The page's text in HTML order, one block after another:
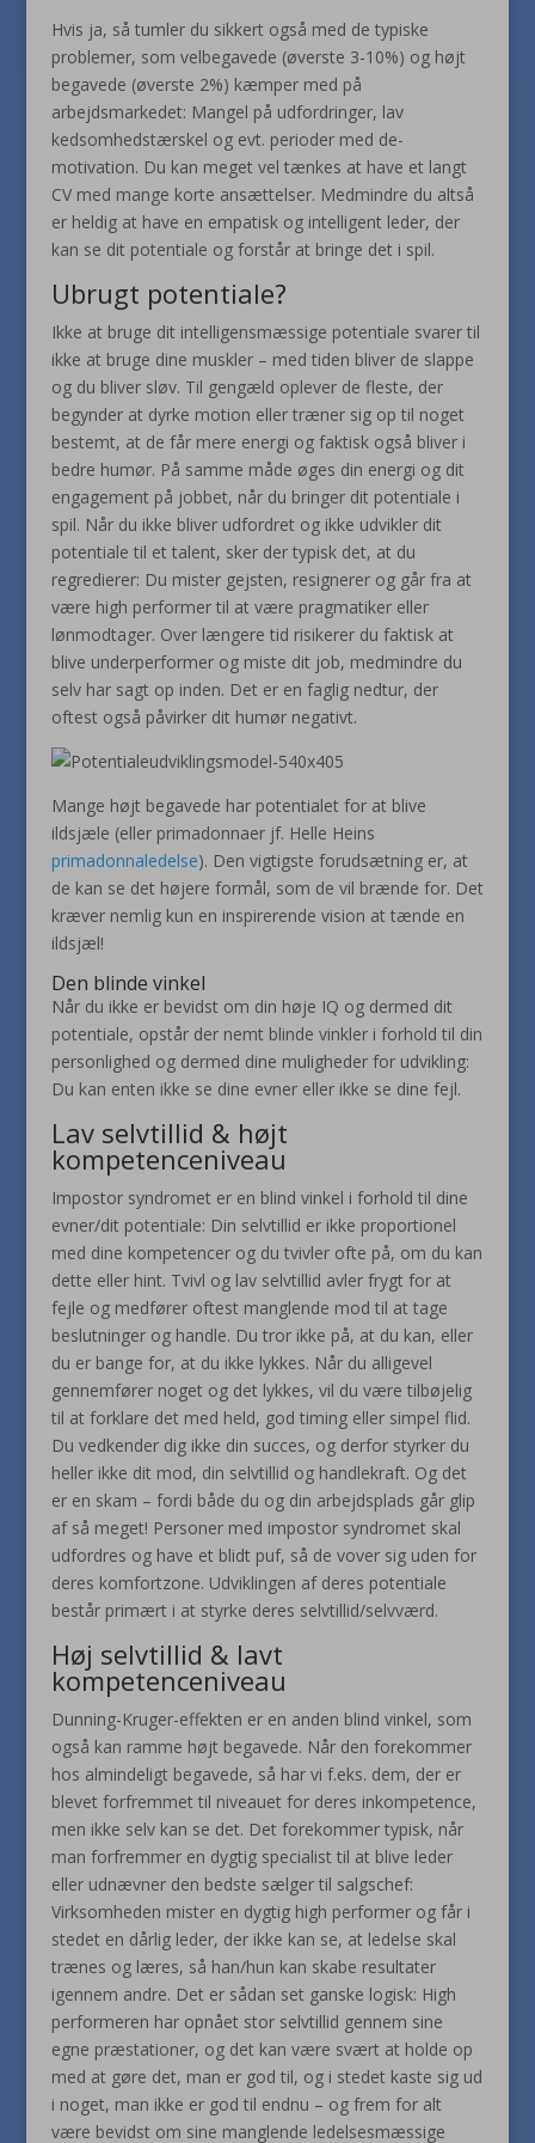
Hvis ja, så tumler du sikkert også med de typiske
problemer, som velbegavede (øverste 3-10%) og højt
begavede (øverste 2%) kæmper med på
arbejdsmarkedet: Mangel på udfordringer, lav
kedsomhedstærskel og evt. perioder med de-
motivation. Du kan meget vel tænkes at have et langt
CV med mange korte ansættelser. Medmindre du altså
er heldig at have en empatisk og intelligent leder, der
kan se dit potentiale og forstår at bringe det i spil.
Ubrugt potentiale?
Ikke at bruge dit intelligensmæssige potentiale svarer til
ikke at bruge dine muskler – med tiden bliver de slappe
og du bliver sløv. Til gengæld oplever de fleste, der
begynder at dyrke motion eller træner sig op til noget
bestemt, at de får mere energi og faktisk også bliver i
bedre humør. På samme måde øges din energi og dit
engagement på jobbet, når du bringer dit potentiale i
spil. Når du ikke bliver udfordret og ikke udvikler dit
potentiale til et talent, sker der typisk det, at du
regredierer: Du mister gejsten, resignerer og går fra at
være high performer til at være pragmatiker eller
lønmodtager. Over længere tid risikerer du faktisk at
blive underperformer og miste dit job, medmindre du
selv har sagt op inden. Det er en faglig nedtur, der
oftest også påvirker dit humør negativt.
Mange højt begavede har potentialet for at blive
ildsjæle (eller primadonnaer jf. Helle Heins
primadonnaledelse). Den vigtigste forudsætning er, at
de kan se det højere formål, som de vil brænde for. Det
kræver nemlig kun en inspirerende vision at tænde en
ildsjæl!
Den blinde vinkel
Når du ikke er bevidst om din høje IQ og dermed dit
potentiale, opstår der nemt blinde vinkler i forhold til din
personlighed og dermed dine muligheder for udvikling:
Du kan enten ikke se dine evner eller ikke se dine fejl.
Lav selvtillid & højt
kompetenceniveau
Impostor syndromet er en blind vinkel i forhold til dine
evner/dit potentiale: Din selvtillid er ikke proportionel
med dine kompetencer og du tvivler ofte på, om du kan
dette eller hint. Tvivl og lav selvtillid avler frygt for at
fejle og medfører oftest manglende mod til at tage
beslutninger og handle. Du tror ikke på, at du kan, eller
du er bange for, at du ikke lykkes. Når du alligevel
gennemfører noget og det lykkes, vil du være tilbøjelig
til at forklare det med held, god timing eller simpel flid.
Du vedkender dig ikke din succes, og derfor styrker du
heller ikke dit mod, din selvtillid og handlekraft. Og det
er en skam – fordi både du og din arbejdsplads går glip
af så meget! Personer med impostor syndromet skal
udfordres og have et blidt puf, så de vover sig uden for
deres komfortzone. Udviklingen af deres potentiale
består primært i at styrke deres selvtillid/selvværd.
Høj selvtillid & lavt
kompetenceniveau
Dunning-Kruger-effekten er en anden blind vinkel, som
også kan ramme højt begavede. Når den forekommer
hos almindeligt begavede, så har vi f.eks. dem, der er
blevet forfremmet til niveauet for deres inkompetence,
men ikke selv kan se det. Det forekommer typisk, når
man forfremmer en dygtig specialist til at blive leder
eller udnævner den bedste sælger til salgschef:
Virksomheden mister en dygtig high performer og får i
stedet en dårlig leder, der ikke kan se, at ledelse skal
trænes og læres, så han/hun kan skabe resultater
igennem andre. Det er sådan set ganske logisk: High
performeren har opnået stor selvtillid gennem sine
egne præstationer, og det kan være svært at holde op
med at gøre det, man er god til, og i stedet kaste sig ud
i noget, man ikke er god til endnu – og frem for alt
være bevidst om sine manglende ledelsesmæssige